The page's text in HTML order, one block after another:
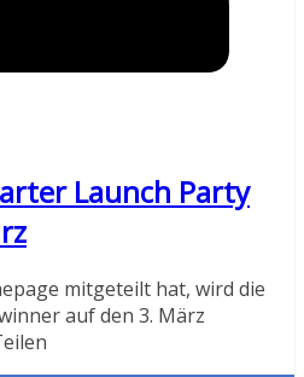
Launch Party
mitgeteilt hat, wird die
auf den 3. März